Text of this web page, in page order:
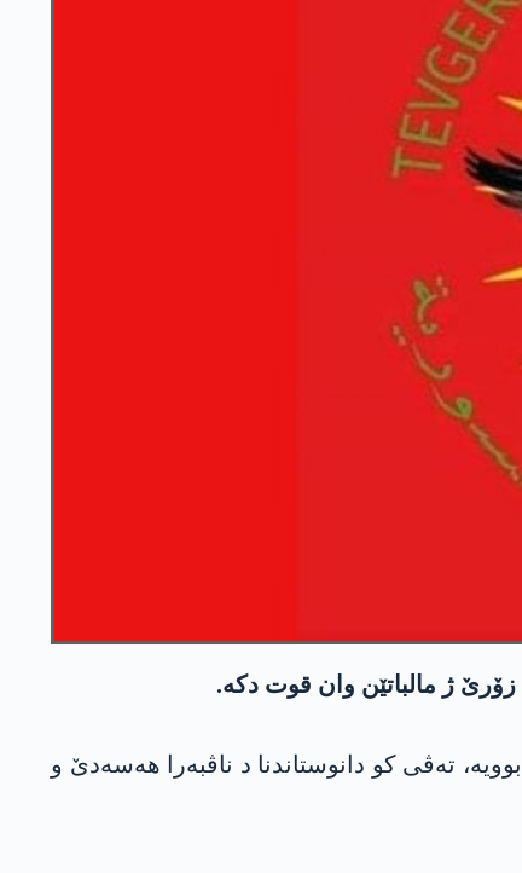
ژ مالباتێن وان قوت دکە.
ب رێیا وێ رێخستنێ ڤە و لەشکەرکرنا وان ب تایبەت د مەھا ئادارا 2025 دە زێدە بوویە، تەڤی کو دانوستاندنا د ناڤبەرا ھەسەدێ و